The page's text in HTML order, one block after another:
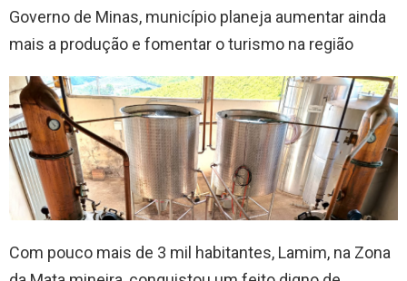
Governo de Minas, município planeja aumentar ainda
mais a produção e fomentar o turismo na região
Com pouco mais de 3 mil habitantes, Lamim, na Zona